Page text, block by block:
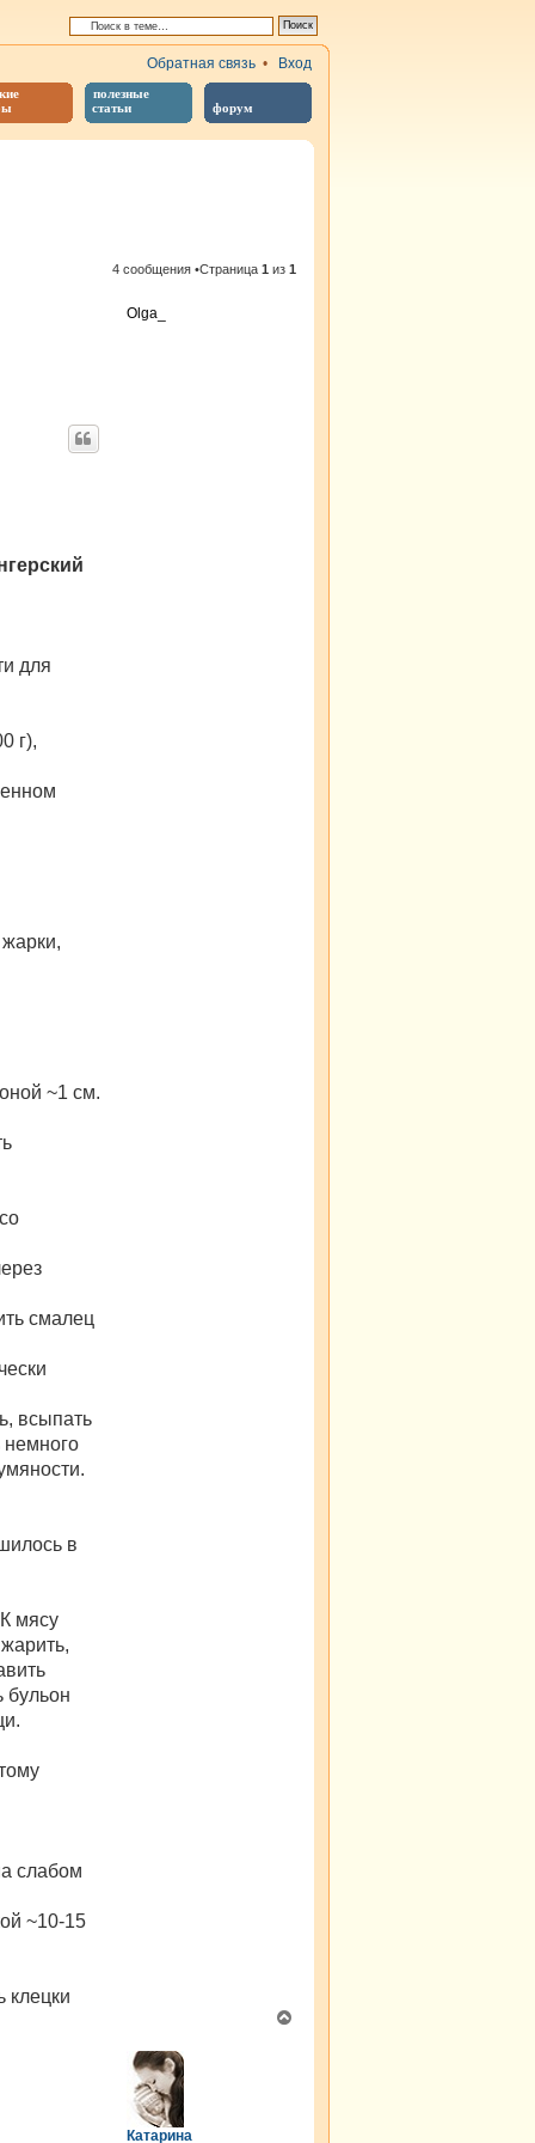
полезные
статьи
форум
Обратная связь • Вход
поиск4 сообщения •Страница 1 из 1
Olga_
для
г),
~1 см.
смалец
всыпать
немного
в
мясу
бульон
слабом
~10-15
клецки
Катарина